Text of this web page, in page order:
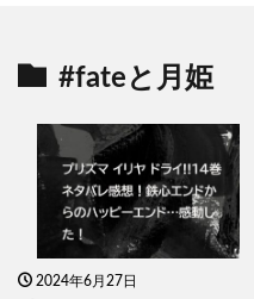
#fateと月姫
2024年6月27日